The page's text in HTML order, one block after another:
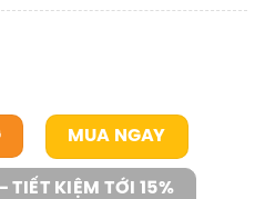
MUA NGAY
TIẾT KIỆM TỚI 15%